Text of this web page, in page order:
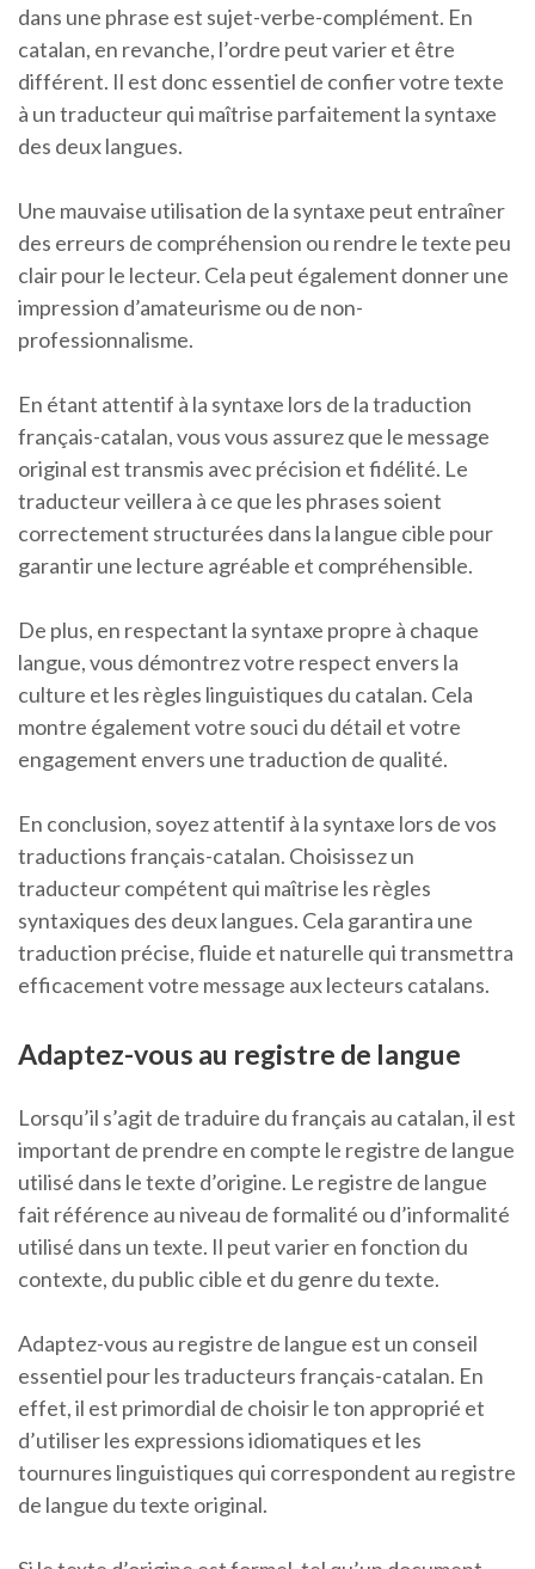
dans une phrase est sujet-verbe-complément. En
catalan, en revanche, l’ordre peut varier et être
différent. Il est donc essentiel de confier votre texte
à un traducteur qui maîtrise parfaitement la syntaxe
des deux langues.
Une mauvaise utilisation de la syntaxe peut entraîner
des erreurs de compréhension ou rendre le texte peu
clair pour le lecteur. Cela peut également donner une
impression d’amateurisme ou de non-
professionnalisme.
En étant attentif à la syntaxe lors de la traduction
français-catalan, vous vous assurez que le message
original est transmis avec précision et fidélité. Le
traducteur veillera à ce que les phrases soient
correctement structurées dans la langue cible pour
garantir une lecture agréable et compréhensible.
De plus, en respectant la syntaxe propre à chaque
langue, vous démontrez votre respect envers la
culture et les règles linguistiques du catalan. Cela
montre également votre souci du détail et votre
engagement envers une traduction de qualité.
En conclusion, soyez attentif à la syntaxe lors de vos
traductions français-catalan. Choisissez un
traducteur compétent qui maîtrise les règles
syntaxiques des deux langues. Cela garantira une
traduction précise, fluide et naturelle qui transmettra
efficacement votre message aux lecteurs catalans.
Adaptez-vous au registre de langue
Lorsqu’il s’agit de traduire du français au catalan, il est
important de prendre en compte le registre de langue
utilisé dans le texte d’origine. Le registre de langue
fait référence au niveau de formalité ou d’informalité
utilisé dans un texte. Il peut varier en fonction du
contexte, du public cible et du genre du texte.
Adaptez-vous au registre de langue est un conseil
essentiel pour les traducteurs français-catalan. En
effet, il est primordial de choisir le ton approprié et
d’utiliser les expressions idiomatiques et les
tournures linguistiques qui correspondent au registre
de langue du texte original.